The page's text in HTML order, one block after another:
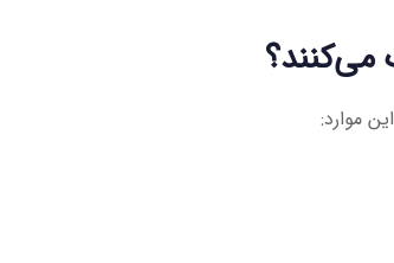
می‌کنند؟
موارد: